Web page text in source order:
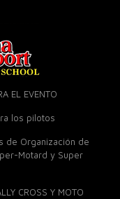
EL EVENTO
los pilotos
de Organización de
Motard y Super
CROSS Y MOTO